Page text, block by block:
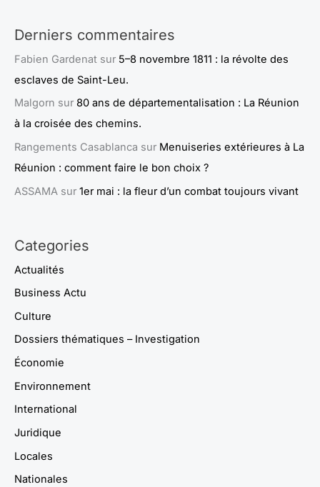
Derniers commentaires
Fabien Gardenat sur 5–8 novembre 1811 : la révolte des
esclaves de Saint-Leu.
Malgorn sur 80 ans de départementalisation : La Réunion
à la croisée des chemins.
Rangements Casablanca sur Menuiseries extérieures à La
Réunion : comment faire le bon choix ?
ASSAMA sur 1er mai : la fleur d’un combat toujours vivant
Categories
Actualités
Business Actu
Culture
Dossiers thématiques – Investigation
Économie
Environnement
International
Juridique
Locales
Nationales